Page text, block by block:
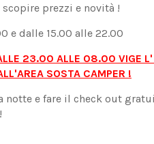
prezzi e novità !
e dalle 15.00 alle 22.00
23.00 ALLE 08.00 VIGE L'
SOSTA CAMPER !
notte e fare il check out